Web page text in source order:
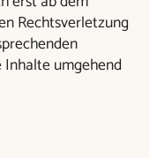
Rechtsverletzung
umgehend